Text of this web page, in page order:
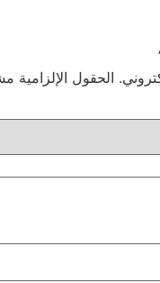
الحقول الإلزامية